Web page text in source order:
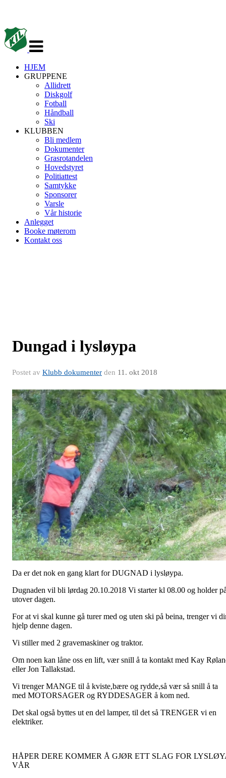
navigasjon
HJEM
GRUPPENE
Allidrett
Diskgolf
Fotball
Håndball
Ski
KLUBBEN
Bli medlem
Dokumenter
Grasrotandelen
Hovedstyret
Politiattest
Samtykke
Sponsorer
Varsle
Vår historie
Anlegget
Booke møterom
Kontakt oss
Dungad i lysløypa
Postet av Klubb dokumenter den 11. okt 2018
Da er det nok en gang klart for DUGNAD i lysløypa.
Dugnaden vil bli lørdag 20.10.2018 Vi starter kl 08.00 og holder
utover dagen.
For at vi skal kunne gå turer med og uten ski på beina, trenger vi
hjelp denne dagen.
Vi stiller med 2 gravemaskiner og traktor.
Om noen kan låne oss en lift, vær snill å ta kontakt med Kay
eller Jon Tallakstad.
Vi trenger MANGE til å kviste,bære og rydde,så vær så snill å ta
med MOTORSAGER og RYDDESAGER å kom ned.
Det skal også byttes ut en del lamper, til det så TRENGER vi en
elektriker.
HÅPER DERE KOMMER Å GJØR ETT SLAG FOR
VÅR